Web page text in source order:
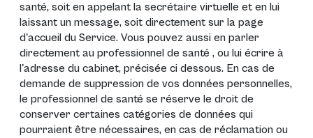
santé, soit en appelant la secrétaire virtuelle et en lui
laissant un message, soit directement sur la page
d'accueil du Service. Vous pouvez aussi en parler
directement au professionnel de santé , ou lui écrire à
l'adresse du cabinet, précisée ci dessous. En cas de
demande de suppression de vos données personnelles,
le professionnel de santé se réserve le droit de
conserver certaines catégories de données qui
pourraient être nécessaires, en cas de réclamation ou